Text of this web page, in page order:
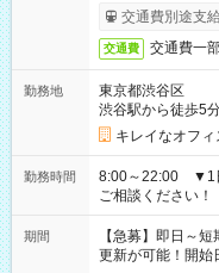
交通費別途支
交通費 交通費一
勤務地
東京都渋谷区
渋谷駅から徒歩5
キレイなオフィ
勤務時間
8:00～22:00 ▼1
ご相談ください！
期間
【急募】即日～
更新が可能！開始